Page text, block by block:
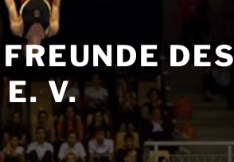
DES
V.